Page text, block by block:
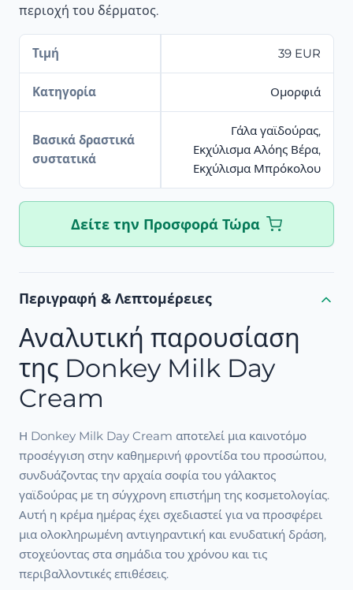
περιοχή του δέρματος.
Τιμή 39 EUR
Κατηγορία Ομορφιά
Βασικά δραστικά
συστατικά
Γάλα γαϊδούρας,
Εκχύλισμα Αλόης Βέρα,
Εκχύλισμα Μπρόκολου
Δείτε την Προσφορά Τώρα
Περιγραφή & Λεπτομέρειες
Αναλυτική παρουσίαση
της Donkey Milk Day
Cream
Η Donkey Milk Day Cream αποτελεί μια καινοτόμο
προσέγγιση στην καθημερινή φροντίδα του προσώπου,
συνδυάζοντας την αρχαία σοφία του γάλακτος
γαϊδούρας με τη σύγχρονη επιστήμη της κοσμετολογίας.
Αυτή η κρέμα ημέρας έχει σχεδιαστεί για να προσφέρει
μια ολοκληρωμένη αντιγηραντική και ενυδατική δράση,
στοχεύοντας στα σημάδια του χρόνου και τις
περιβαλλοντικές επιθέσεις.